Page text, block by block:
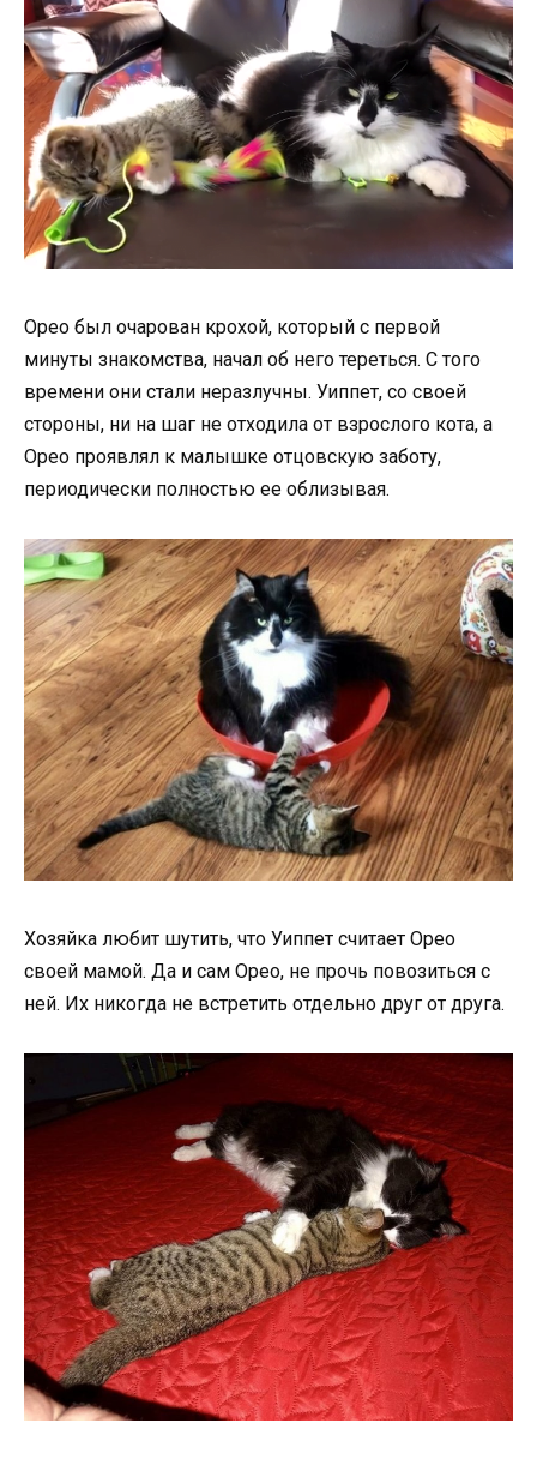
Орео был очарован крохой, который с первой
минуты знакомства, начал об него тереться. С того
времени они стали неразлучны. Уиппет, со своей
стороны, ни на шаг не отходила от взрослого кота, а
Орео проявлял к малышке отцовскую заботу,
периодически полностью ее облизывая.
Хозяйка любит шутить, что Уиппет считает Орео
своей мамой. Да и сам Орео, не прочь повозиться с
ней. Их никогда не встретить отдельно друг от друга.